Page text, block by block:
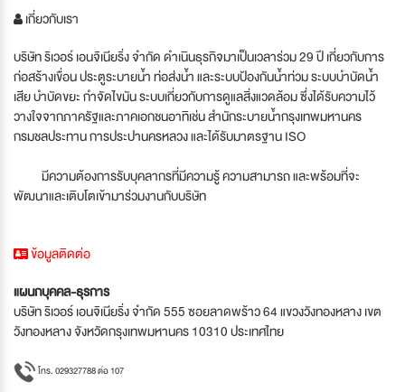
เกี่ยวกับเรา
บริษัท ริเวอร์ เอนจิเนียริ่ง จำกัด ดำเนินธุรกิจมาเป็นเวลาร่วม 29 ปี เกี่ยวกับการ
ก่อสร้างเขื่อน ประตูระบายน้ำ ท่อส่งน้ำ และระบบป้องกันน้ำท่วม ระบบบำบัดน้ำ
เสีย บำบัดขยะ กำจัดไขมัน ระบบเกี่ยวกับการดูแลสิ่งแวดล้อม ซึ่งได้รับความไว้
วางใจจากภาครัฐและภาคเอกชนอาทิเช่น สำนักระบายน้ำกรุงเทพมหานคร
กรมชลประทาน การประปานครหลวง และได้รับมาตรฐาน ISO
มีความต้องการรับบุคลากรที่มีความรู้ ความสามารถ และพร้อมที่จะ
พัฒนาและเติบโตเข้ามาร่วมงานกับบริษัท
ข้อมูลติดต่อ
แผนกบุคคล-ธุรการ
บริษัท ริเวอร์ เอนจิเนียริ่ง จำกัด 555 ซอยลาดพร้าว 64 แขวงวังทองหลาง เขต
วังทองหลาง จังหวัดกรุงเทพมหานคร 10310 ประเทศไทย
โทร. 029327788 ต่อ 107